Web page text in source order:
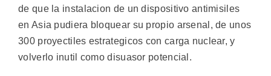
de que la instalacion de un dispositivo antimisiles
en Asia pudiera bloquear su propio arsenal, de unos
300 proyectiles estrategicos con carga nuclear, y
volverlo inutil como disuasor potencial.